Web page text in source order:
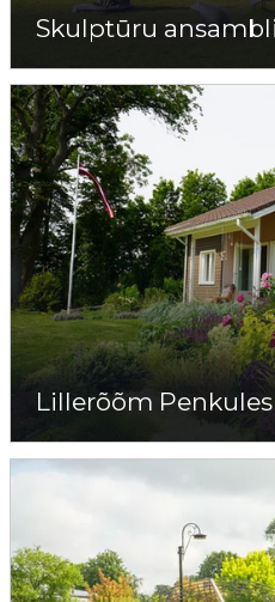
Skulptūru
Lillerõõm Penkules